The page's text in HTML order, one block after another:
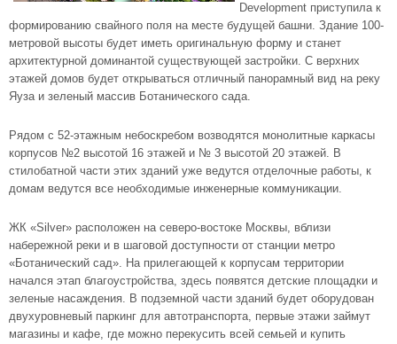
Development приступила к
формированию свайного поля на месте будущей башни. Здание 100-
метровой высоты будет иметь оригинальную форму и станет
архитектурной доминантой существующей застройки. С верхних
этажей домов будет открываться отличный панорамный вид на реку
Яуза и зеленый массив Ботанического сада.
Рядом с 52-этажным небоскребом возводятся монолитные каркасы
корпусов №2 высотой 16 этажей и № 3 высотой 20 этажей. В
стилобатной части этих зданий уже ведутся отделочные работы, к
домам ведутся все необходимые инженерные коммуникации.
ЖК «Silver» расположен на северо-востоке Москвы, вблизи
набережной реки и в шаговой доступности от станции метро
«Ботанический сад». На прилегающей к корпусам территории
начался этап благоустройства, здесь появятся детские площадки и
зеленые насаждения. В подземной части зданий будет оборудован
двухуровневый паркинг для автотранспорта, первые этажи займут
магазины и кафе, где можно перекусить всей семьей и купить